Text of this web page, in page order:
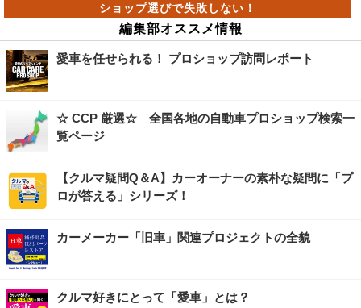
編集部オススメ情報
愛車を任せられる！ プロショップ訪問レポート
☆ CCP 厳選☆ 全国各地の自動車プロショップ検索一
覧ページ
【クルマ疑問Q＆A】カーオーナーの素朴な疑問に「プ
ロが答える」シリーズ！
カーメーカー「旧車」関連プロジェクトの全貌
クルマ好きにとって「愛車」とは？